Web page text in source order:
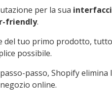
per la sua
friendly.
del tuo primo prodotto,
possibile.
passo, Shopify elimina
online.